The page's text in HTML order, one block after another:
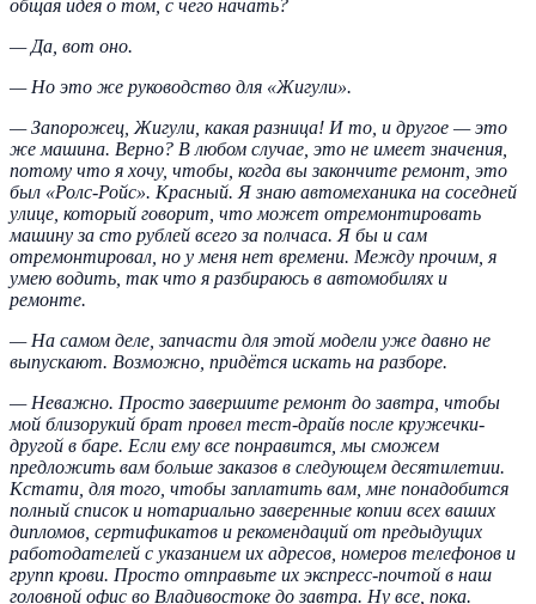
общая идея о том, с чего начать?
— Да, вот оно.
— Но это же руководство для «Жигули».
— Запорожец, Жигули, какая разница! И то, и другое — это
же машина. Верно? В любом случае, это не имеет значения,
потому что я хочу, чтобы, когда вы закончите ремонт, это
был «Ролс-Ройс». Красный. Я знаю автомеханика на соседней
улице, который говорит, что может отремонтировать
машину за сто рублей всего за полчаса. Я бы и сам
отремонтировал, но у меня нет времени. Между прочим, я
умею водить, так что я разбираюсь в автомобилях и
ремонте.
— На самом деле, запчасти для этой модели уже давно не
выпускают. Возможно, придётся искать на разборе.
— Неважно. Просто завершите ремонт до завтра, чтобы
мой близорукий брат провел тест-драйв после кружечки-
другой в баре. Если ему все понравится, мы сможем
предложить вам больше заказов в следующем десятилетии.
Кстати, для того, чтобы заплатить вам, мне понадобится
полный список и нотариально заверенные копии всех ваших
дипломов, сертификатов и рекомендаций от предыдущих
работодателей с указанием их адресов, номеров телефонов и
групп крови. Просто отправьте их экспресс-почтой в наш
головной офис во Владивостоке до завтра. Ну все, пока.